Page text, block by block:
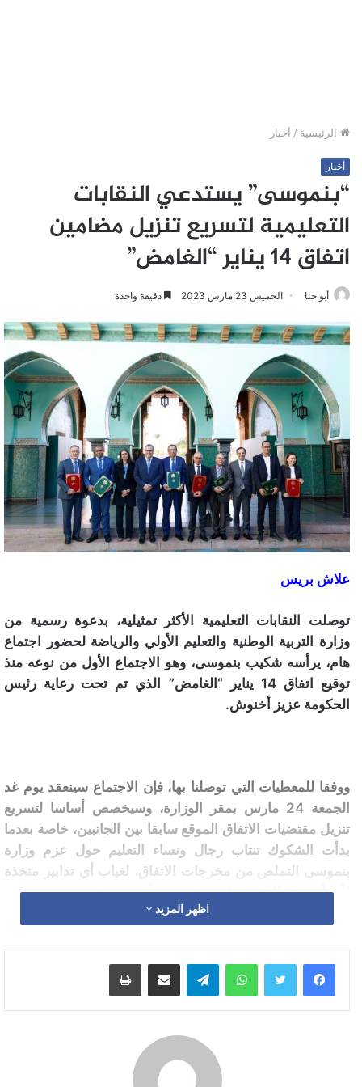
الرئيسية / أخبار
أخبار
“بنموسى” يستدعي النقابات
التعليمية لتسريع تنزيل مضامين
اتفاق 14 يناير “الغامض”
أبو جنا الخميس 23 مارس 2023 دقيقة واحدة
علاش بريس
توصلت النقابات التعليمية الأكثر تمثيلية، بدعوة رسمية من
وزارة التربية الوطنية والتعليم الأولي والرياضة لحضور اجتماع
هام، يرأسه شكيب بنموسى، وهو الاجتماع الأول من نوعه منذ
توقيع اتفاق 14 يناير “الغامض” الذي تم تحت رعاية رئيس
الحكومة عزيز أخنوش.
ووفقا للمعطيات التي توصلنا بها، فإن الاجتماع سينعقد يوم غد
الجمعة 24 مارس بمقر الوزارة، وسيخصص أساسا لتسريع
تنزيل مقتضيات الاتفاق الموقع سابقا بين الجانبين، خاصة بعدما
بدأت الشكوك تنتاب رجال ونساء التعليم حول عزم وزارة
بنموسى التملص من مخرجات الاتفاق، لغياب أي تدابير متخذة
لأجرأة ما تم التوقيع عليه، رغم مرور أزيد من شهرين.
للإشارة فإن الاتفاق يتضمّن جزئين أساسيين، الأول يتعلق
بالملفات والقضايا المتوافق بشأنها، والثاني يخص التزامات
الأطراف، وتستهدف الملفات المتوافق بشأنها.
اظهر المزيد
واتساب تيلقرام مشاركة عبر البريد طباعة